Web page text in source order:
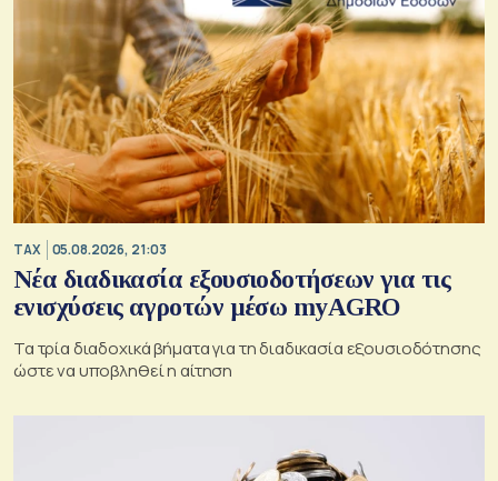
TAX 05.08.2026, 21:03
Νέα διαδικασία εξουσιοδοτήσεων για τις
ενισχύσεις αγροτών μέσω myAGRO
Τα τρία διαδοχικά βήματα για τη διαδικασία εξουσιοδότησης
ώστε να υποβληθεί η αίτηση